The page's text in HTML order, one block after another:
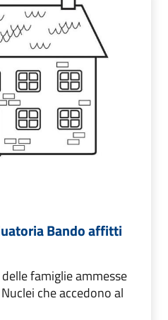
Bando affitti
famiglie ammesse
che accedono al